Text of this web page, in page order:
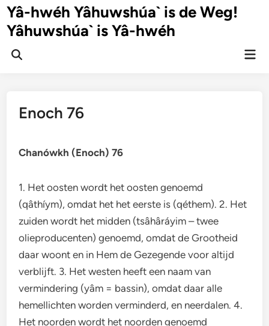
Ga
naar
inhoud
Yâ-hwéh Yâhuwshúa` is de Weg!
Yâhuwshúa` is Yâ-hwéh
Zoeken
Enoch 76
Chanówkh (Enoch) 76
1. Het oosten wordt het oosten genoemd
(qâthíym), omdat het het eerste is (qéthem). 2. Het
zuiden wordt het midden (tsâhâráyim – twee
olieproducenten) genoemd, omdat de Grootheid
daar woont en in Hem de Gezegende voor altijd
verblijft. 3. Het westen heeft een naam van
vermindering (yâm = bassin), omdat daar alle
hemellichten worden verminderd, en neerdalen. 4.
Het noorden wordt het noorden genoemd